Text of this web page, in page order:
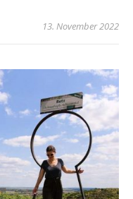
13. November 2022